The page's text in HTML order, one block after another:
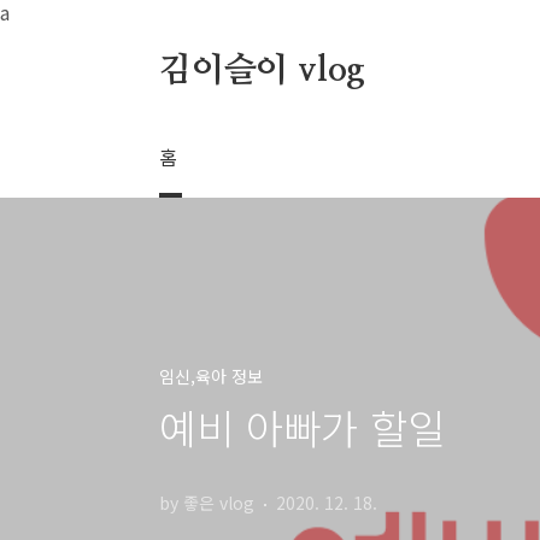
a
본문 바로가기
김이슬이 vlog
홈
임신,육아 정보
예비 아빠가 할일
by 좋은 vlog 2020. 12. 18.